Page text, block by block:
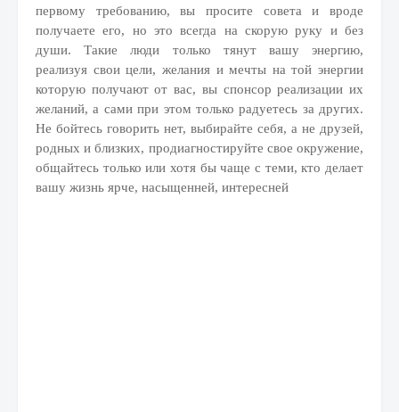
первому требованию, вы просите совета и вроде
получаете его, но это всегда на скорую руку и без
души. Такие люди только тянут вашу энергию,
реализуя свои цели, желания и мечты на той энергии
которую получают от вас, вы спонсор реализации их
желаний, а сами при этом только радуетесь за других.
Не бойтесь говорить нет, выбирайте себя, а не друзей,
родных и близких, продиагностируйте свое окружение,
общайтесь только или хотя бы чаще с теми, кто делает
вашу жизнь ярче, насыщенней, интересней